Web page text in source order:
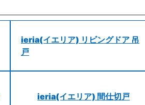
ieria(イエリア) リビングドア 吊
戸
ieria(イエリア) 間仕切戸